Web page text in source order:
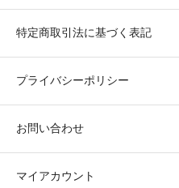
特定商取引法に基づく表記
プライバシーポリシー
お問い合わせ
マイアカウント